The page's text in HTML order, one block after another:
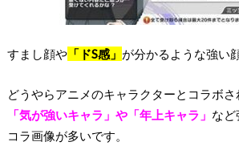
すまし顔や「ドS感」 が分かるような強い
どうやらアニメのキャラクターとコラボ
「気が強いキャラ」や「年上キャラ」 など
コラ画像が多いです。